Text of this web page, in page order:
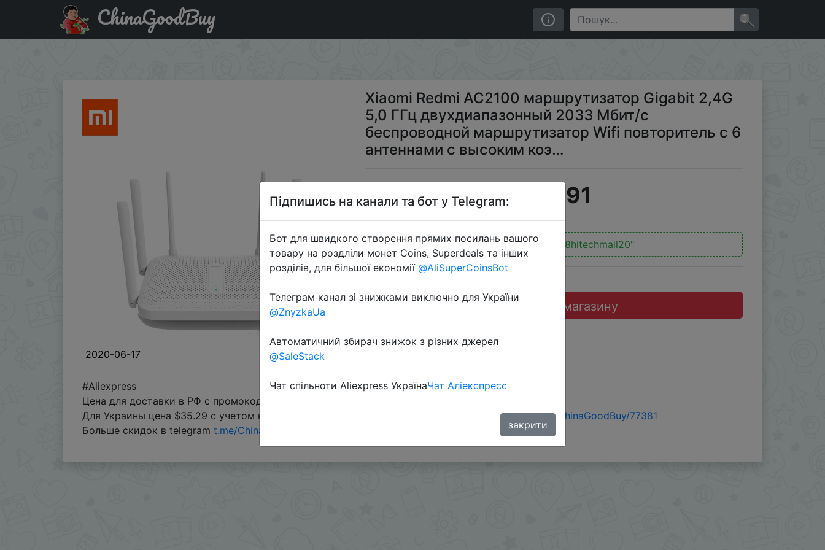
Код на знижку 618hitechmail20 Xiaomi Redmi AC2100 маршрутизатор Gigabit 2,4G 5,0 ГГц двухдиапазонный 2033 Мбит/с беспроводной маршрутизатор Wifi
повторитель с 6 антеннами с высоким коэ…
ChinaGoodBuy
2020-06-17
Xiaomi Redmi AC2100 маршрутизатор Gigabit 2,4G
5,0 ГГц двухдиапазонный 2033 Мбит/с
беспроводной маршрутизатор Wifi повторитель с 6
антеннами с высоким коэ…
$29.91
Промокод: "618hitechmail20"
Перейти до магазину
#Aliexpress
Цена для доставки в РФ с промокодом.
Для Украины цена $35.29 с учетом купона $3.12/31.22 который брали по ссылке из поста -t.me/ChinaGoodBuy/77381
Больше скидок в telegram t.me/ChinaGoodBuy
Підпишись на канали та бот у Telegram:
Бот для швидкого створення прямих посилань вашого
товару на роздліли монет Coins, Superdeals та інших
розділів, для більшої економії @AliSuperCoinsBot
Телеграм канал зі знижками виключно для України
@ZnyzkaUa
Автоматичний збирач знижок з різних джерел
@SaleStack
Чат спільноти Aliexpress УкраїнаЧат Аліекспресс
закрити